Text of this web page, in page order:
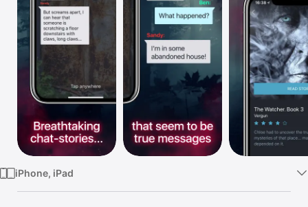
Watch
TV
iPhone, iPad